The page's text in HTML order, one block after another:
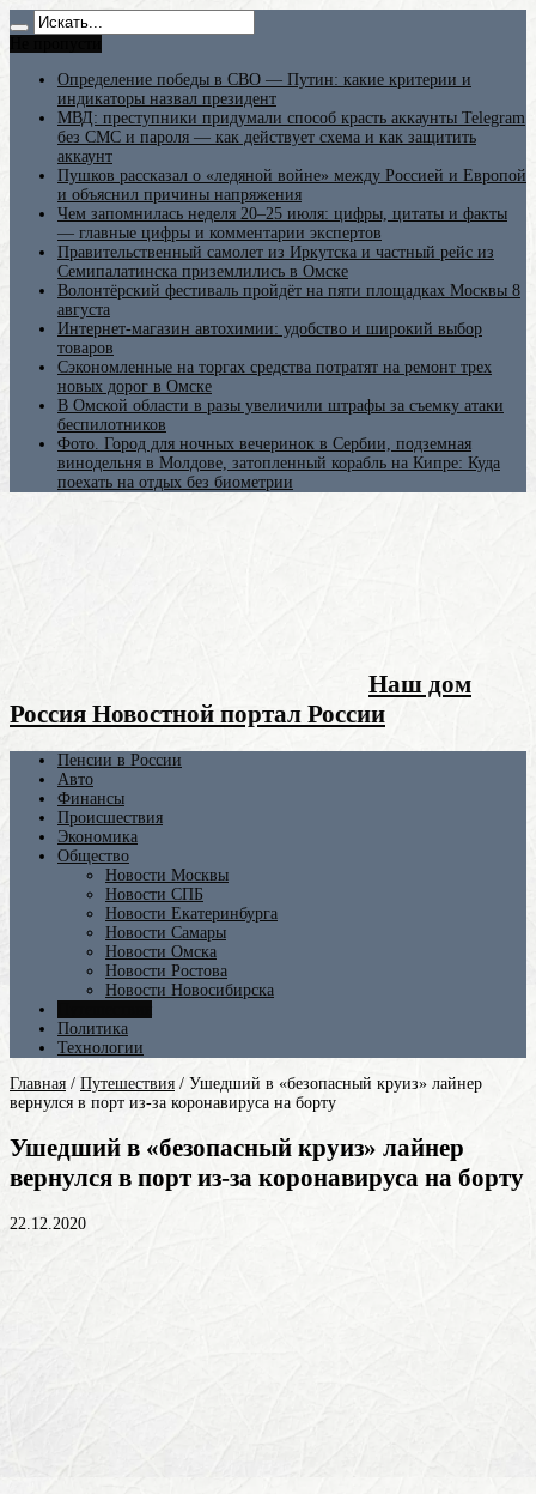
Определение победы в СВО — Путин: какие критерии и
индикаторы назвал президент
МВД: преступники придумали способ красть аккаунты Telegram
без СМС и пароля — как действует схема и как защитить
аккаунт
Пушков рассказал о «ледяной войне» между Россией и Европой
и объяснил причины напряжения
Чем запомнилась неделя 20–25 июля: цифры, цитаты и факты
— главные цифры и комментарии экспертов
Правительственный самолет из Иркутска и частный рейс из
Семипалатинска приземлились в Омске
Волонтёрский фестиваль пройдёт на пяти площадках Москвы 8
августа
Интернет-магазин автохимии: удобство и широкий выбор
товаров
Сэкономленные на торгах средства потратят на ремонт трех
новых дорог в Омске
В Омской области в разы увеличили штрафы за съемку атаки
беспилотников
Фото. Город для ночных вечеринок в Сербии, подземная
винодельня в Молдове, затопленный корабль на Кипре: Куда
поехать на отдых без биометрии
Наш дом
Россия Новостной портал России
Пенсии в России
Авто
Финансы
Происшествия
Экономика
Общество
Новости Москвы
Новости СПБ
Новости Екатеринбурга
Новости Самары
Новости Омска
Новости Ростова
Новости Новосибирска
Политика
Технологии
Главная / Путешествия / Ушедший в «безопасный круиз» лайнер
вернулся в порт из-за коронавируса на борту
Ушедший в «безопасный круиз» лайнер
вернулся в порт из-за коронавируса на борту
22.12.2020